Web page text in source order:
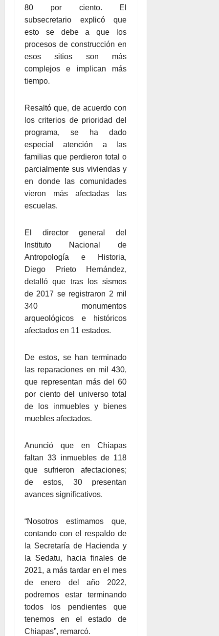
80 por ciento. El
subsecretario explicó que
esto se debe a que los
procesos de construcción en
esos sitios son más
complejos e implican más
tiempo.
Resaltó que, de acuerdo con
los criterios de prioridad del
programa, se ha dado
especial atención a las
familias que perdieron total o
parcialmente sus viviendas y
en donde las comunidades
vieron más afectadas las
escuelas.
El director general del
Instituto Nacional de
Antropología e Historia,
Diego Prieto Hernández,
detalló que tras los sismos
de 2017 se registraron 2 mil
340 monumentos
arqueológicos e históricos
afectados en 11 estados.
De estos, se han terminado
las reparaciones en mil 430,
que representan más del 60
por ciento del universo total
de los inmuebles y bienes
muebles afectados.
Anunció que en Chiapas
faltan 33 inmuebles de 118
que sufrieron afectaciones;
de estos, 30 presentan
avances significativos.
“Nosotros estimamos que,
contando con el respaldo de
la Secretaría de Hacienda y
la Sedatu, hacia finales de
2021, a más tardar en el mes
de enero del año 2022,
podremos estar terminando
todos los pendientes que
tenemos en el estado de
Chiapas”, remarcó.